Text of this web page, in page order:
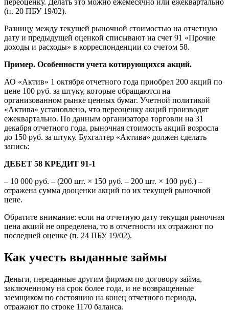
переоценку. Делать это можно ежемесячно или ежеквартально
(п. 20 ПБУ 19/02).
Разницу между текущей рыночной стоимостью на отчетную
дату и предыдущей оценкой списывают на счет 91 «Прочие
доходы и расходы» в корреспонденции со счетом 58.
Пример. Особенности учета котирующихся акций.
АО «Актив» 1 октября отчетного года приобрел 200 акций по
цене 100 руб. за штуку, которые обращаются на
организованном рынке ценных бумаг. Учетной политикой
«Актива» установлено, что переоценку акций производят
ежеквартально. По данным организатора торговли на 31
декабря отчетного года, рыночная стоимость акций возросла
до 150 руб. за штуку. Бухгалтер «Актива» должен сделать
запись:
ДЕБЕТ 58 КРЕДИТ 91-1
– 10 000 руб. – (200 шт. × 150 руб. – 200 шт. × 100 руб.) –
отражена сумма дооценки акций по их текущей рыночной
цене.
Обратите внимание: если на отчетную дату текущая рыночная
цена акций не определена, то в отчетности их отражают по
последней оценке (п. 24 ПБУ 19/02).
Как учесть выданные займы
Деньги, переданные другим фирмам по договору займа,
заключенному на срок более года, и не возвращенные
заемщиком по состоянию на конец отчетного периода,
отражают по строке 1170 баланса.